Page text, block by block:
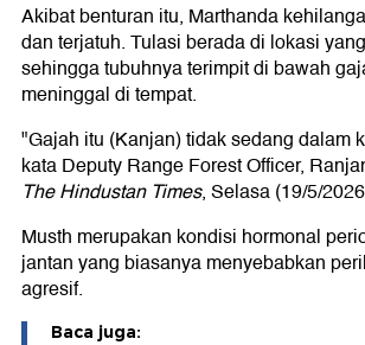
Akibat benturan itu, Marthanda
dan terjatuh. Tulasi berada di lokasi
sehingga tubuhnya terimpit di bawah
meninggal di tempat.
"Gajah itu (Kanjan) tidak sedang dalam
kata Deputy Range Forest Officer,
The Hindustan Times, Selasa (19/5/
Musth merupakan kondisi hormonal
jantan yang biasanya menyebabkan
agresif.
Baca juga: